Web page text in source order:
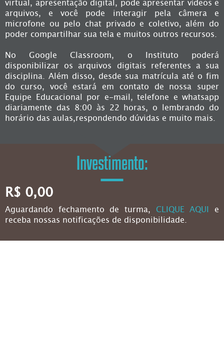
virtual, apresentação digital, pode apresentar vídeos e
arquivos, e você pode interagir pela câmera e
microfone ou pelo chat privado e coletivo, além do
poder compartilhar sua tela e muitos outros recursos.
No Google Classroom, o Instituto poderá
disponibilizar os arquivos digitais referentes a sua
disciplina. Além disso, desde sua matrícula até o fim
do curso, você estará em contato de nossa super
Equipe Educacional por e-mail, telefone e whatsapp
diariamente das 8:00 às 22 horas, o lembrando do
horário das aulas,respondendo dúvidas e muito mais.
Investimento:
R$ 0,00
Aguardando fechamento de turma, CLIQUE AQUI
e
receba nossas notificações de disponibilidade.